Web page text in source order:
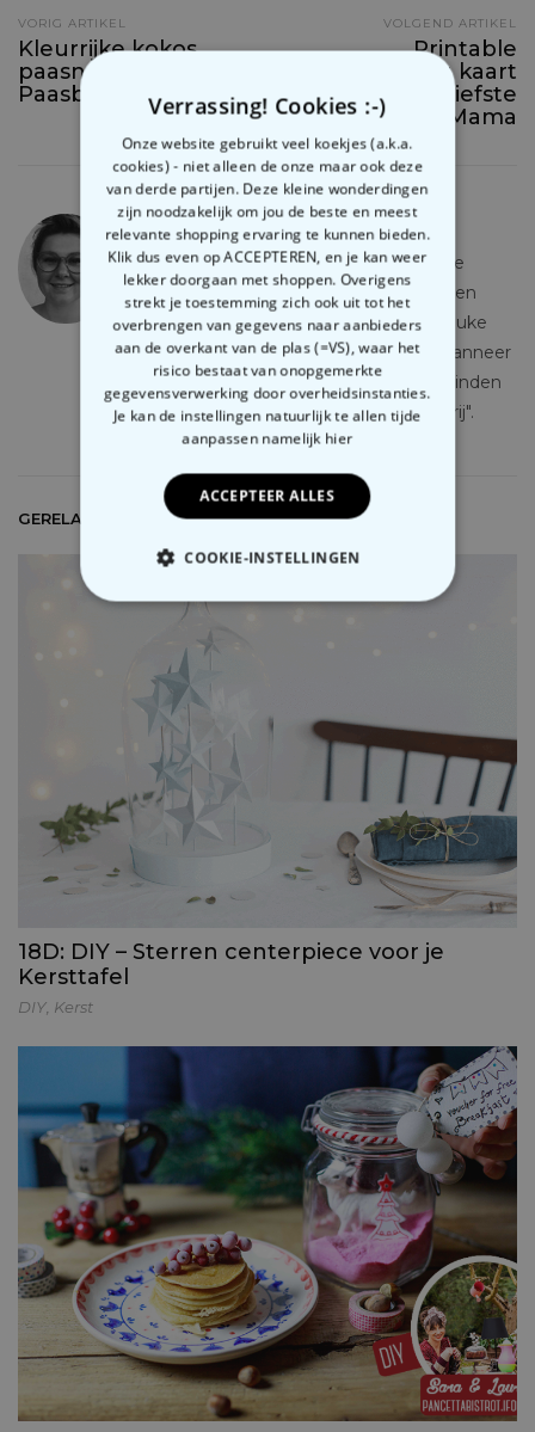
VORIG ARTIKEL
Kleurrijke kokos
paasnestjes voor de
Paasbrunch!
VOLGEND ARTIKEL
Printable
Moederdag kaart
voor de liefste
Mama
Lonnie
Lonnie houdt zich bezig met de Online
Marketing & PR voor de Nederlandse en
Belgische webshop zodat jullie altijd leuke
dingen te lezen en te zien hebben. Wanneer
ze hier niet mee bezig is, kan je haar vinden
op de ski pistes of bij een wijn "proeverij".
GERELATEERDE ARTIKELS
18D: DIY – Sterren centerpiece voor je
Kersttafel
DIY, Kerst
Verrassing! Cookies :-)
Onze website gebruikt veel koekjes (a.k.a.
cookies) - niet alleen de onze maar ook deze
van derde partijen. Deze kleine wonderdingen
zijn noodzakelijk om jou de beste en meest
relevante shopping ervaring te kunnen bieden.
Klik dus even op ACCEPTEREN, en je kan weer
lekker doorgaan met shoppen. Overigens
strekt je toestemming zich ook uit tot het
overbrengen van gegevens naar aanbieders
aan de overkant van de plas (=VS), waar het
risico bestaat van onopgemerkte
gegevensverwerking door overheidsinstanties.
Je kan de instellingen natuurlijk te allen tijde
aanpassen namelijk hier
ACCEPTEER ALLES
COOKIE-INSTELLINGEN
NOODZAKELIJK
PERFORMANCE
MARKETING OVERIGE